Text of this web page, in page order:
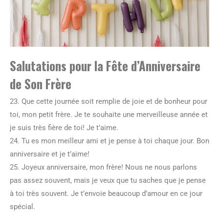
Salutations pour la Fête d’Anniversaire
de Son Frère
23. Que cette journée soit remplie de joie et de bonheur pour
toi, mon petit frère. Je te souhaite une merveilleuse année et
je suis très fière de toi! Je t’aime.
24. Tu es mon meilleur ami et je pense à toi chaque jour. Bon
anniversaire et je t’aime!
25. Joyeux anniversaire, mon frère! Nous ne nous parlons
pas assez souvent, mais je veux que tu saches que je pense
à toi très souvent. Je t’envoie beaucoup d’amour en ce jour
spécial.